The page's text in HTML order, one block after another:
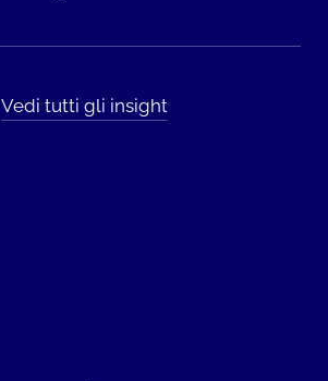
Vedi tutti gli insight